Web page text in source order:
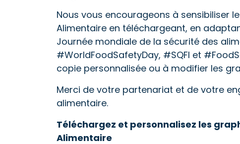
Nous vous encourageons à sensibiliser
Alimentaire en téléchargeant, en
Journée mondiale de la sécurité des
#WorldFoodSafetyDay, #SQFI et
copie personnalisée ou à modifier les
Merci de votre partenariat et de votre
alimentaire.
Téléchargez et personnalisez les
Alimentaire